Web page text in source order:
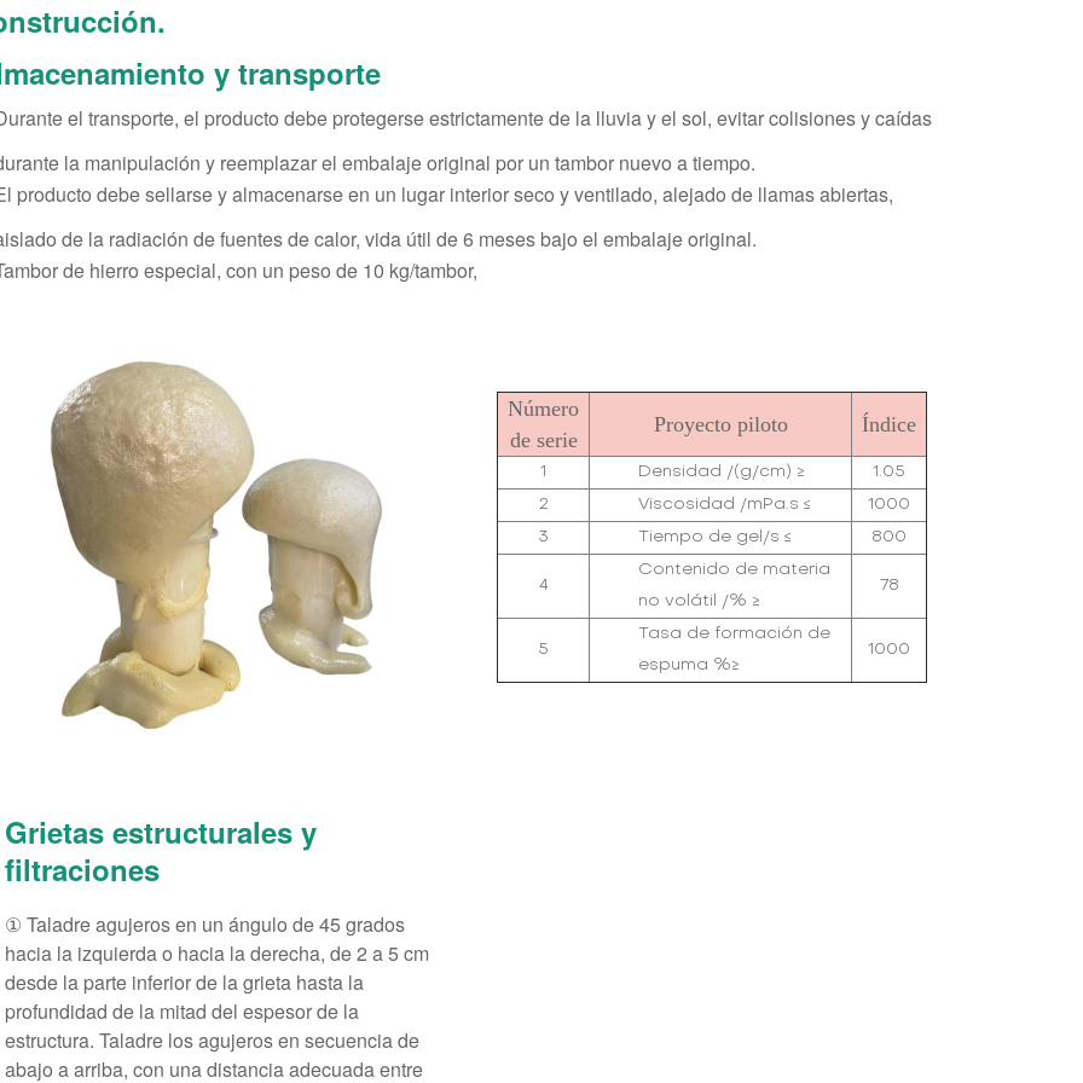
y transporte
el transporte, el producto debe protegerse estrictamente de la lluvia y el sol, evitar colisiones y caídas
la manipulación y reemplazar el embalaje original por un tambor nuevo a tiempo.
producto debe sellarse y almacenarse en un lugar interior seco y ventilado, alejado de llamas abiertas,
de la radiación de fuentes de calor, vida útil de 6 meses bajo el embalaje original.
de hierro especial, con un peso de 10 kg/tambor,
Número
de serie
Proyecto piloto Índice
1 Densidad /(g/cm) ≥ 1.05
2 Viscosidad /mPa.s ≤ 1000
3 Tiempo de gel/s ≤ 800
4
Contenido de materia
no volátil /% ≥
78
5
Tasa de formación de
espuma %≥
1000
Grietas estructurales y
filtraciones
① Taladre agujeros en un ángulo de 45 grados
hacia la izquierda o hacia la derecha, de 2 a 5 cm
desde la parte inferior de la grieta hasta la
profundidad de la mitad del espesor de la
estructura. Taladre los agujeros en secuencia de
abajo a arriba, con una distancia adecuada entre